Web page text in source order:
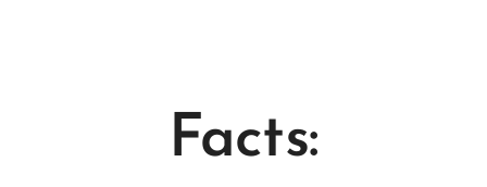
Facts: